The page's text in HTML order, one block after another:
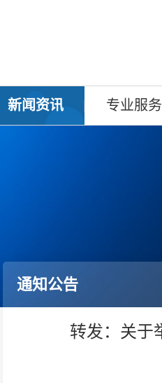
新闻资讯 专业服务
通知公告
转发：关于